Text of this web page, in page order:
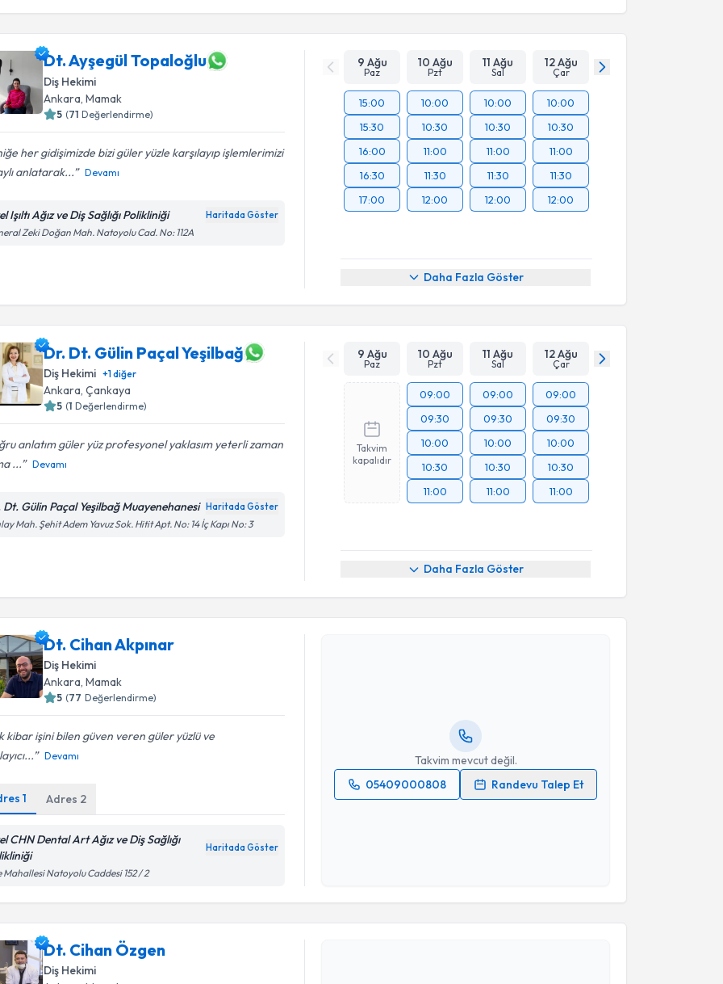
Dt. Ayşegül Topaloğlu
Diş Hekimi
Ankara , Mamak
5 (71 Değerlendirme)
her gidişimizde bizi güler yüzle karşılayıp işlemlerimizi
anlatarak...
Devamı
Işıltı Ağız ve Diş Sağlığı Polikliniği Haritada Göster
Zeki Doğan Mah. Natoyolu Cad. No: 112A
9 Ağu
Paz
10 Ağu
Pzt
11 Ağu
Sal
12 Ağu
Çar
15:00
15:30
16:00
16:30
17:00
10:00
10:30
11:00
11:30
12:00
10:00
10:30
11:00
11:30
12:00
10:00
10:30
11:00
11:30
12:00
Daha Fazla Göster
Dr. Dt. Gülin Paçal Yeşilbağ
Diş Hekimi +1diğer
Ankara, Çankaya
5 (1 Değerlendirme)
anlatım güler yüz profesyonel yaklasım yeterli zaman
...
Devamı
Dt. Gülin Paçal Yeşilbağ Muayenehanesi Haritada Göster
Mah. Şehit Adem Yavuz Sok. Hitit Apt. No: 14 İç Kapı No: 3
9 Ağu
Paz
10 Ağu
Pzt
11 Ağu
Sal
12 Ağu
Çar
Takvim
kapalıdır
09:00
09:30
10:00
10:30
11:00
09:00
09:30
10:00
10:30
11:00
09:00
09:30
10:00
10:30
11:00
Daha Fazla Göster
Dt. Cihan Akpınar
Diş Hekimi
Ankara , Mamak
5 (77 Değerlendirme)
kibar işini bilen güven veren güler yüzlü ve
Devamı
1 Adres 2
CHN Dental Art Ağız ve Diş Sağlığı
Haritada Göster
Mahallesi Natoyolu Caddesi 152 / 2
Takvim mevcut değil.
05409000808
Randevu Talep Et
Dt. Cihan Özgen
Diş Hekimi